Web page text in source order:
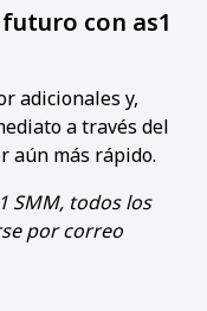
con as1
adicionales y,
a través del
aún más rápido.
SMM, todos los
por correo